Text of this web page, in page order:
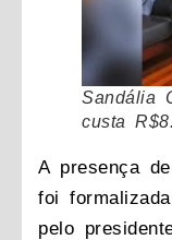
Sandália
custa
A presença
foi
pelo